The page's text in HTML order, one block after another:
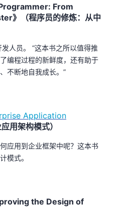
From
》（程序员的修炼：从中
人员。 “这本书之所以值得推
编程过程的新鲜度，还有助于
不断地自我成长。”
Application
用架构模式）
应用到企业框架中呢？这本书
模式。
the Design of